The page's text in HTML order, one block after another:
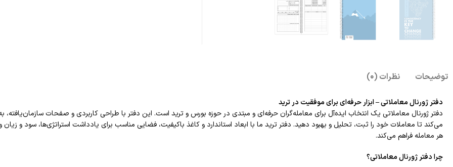
توضیحات نظرات (0)
دفتر ژورنال معاملاتی – ابزار حرفه‌ای برای موفقیت در ترید
دفتر ژورنال معاملاتی یک انتخاب ایده‌آل برای معامله‌گران حرفه‌ای و مبتدی در حوزه بورس و ترید است. این دفتر با طراحی کاربردی و صفحات
می‌کند تا معاملات خود را ثبت، تحلیل و بهبود دهید. دفتر ترید ما با ابعاد استاندارد و کاغذ باکیفیت، فضایی مناسب برای یادداشت استراتژی‌ها، سود و
هر معامله فراهم می‌کند.
چرا دفتر ژورنال معاملاتی؟